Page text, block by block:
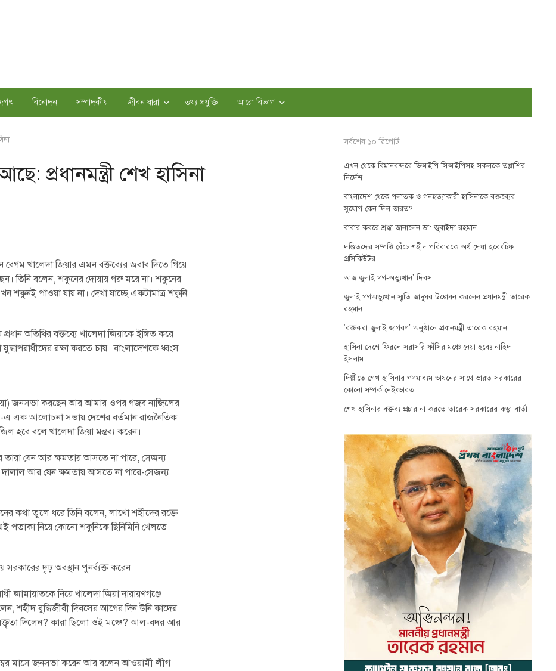
বিনোদন সম্পাদকীয় জীবন ধারা তথ্য প্রযুক্তি আরো বিভাগ
প্রধানমন্ত্রী শেখ হাসিনা
বেগম খালেদা জিয়ার এমন বক্তব্যের জবাব দিতে গিয়ে
তিনি বলেন, শকুনের দোয়ায় গরু মরে না। শকুনের
পাওয়া যায় না। দেখা যাচ্ছে একটামাত্র শকুনি
অতিথির বক্তব্যে খালেদা জিয়াকে ইঙ্গিত করে
রক্ষা করতে চায়। বাংলাদেশকে ধ্বংস
জিয়া) জনসভা করছেন আর আমার ওপর গজব নাজিলের
এ এক আলোচনা সভায় দেশের বর্তমান রাজনৈতিক
হবে বলে খালেদা জিয়া মন্তব্য করেন।
তারা যেন আর ক্ষমতায় আসতে না পারে, সেজন্য
দালাল আর যেন ক্ষমতায় আসতে না পারে-সেজন্য
কথ‌‌‌া তুলে ধরে তিনি বলেন, লাখো শহীদের রক্তে
পতাকা নিয়ে কোনো শকুনিকে ছিনিমিনি খেলতে
সরকারের দৃঢ় অবস্থান পুনর্ব্যক্ত করেন।
জামায়াতকে নিয়ে খালেদা জিয়া নারায়ণগঞ্জে
শহীদ বুদ্ধিজীবী দিবসের আগের দিন উনি কাদের
দিলেন? কারা ছিলো ওই মঞ্চে? আল-বদর আর
মাসে জনসভা করেন আর বলেন আওয়ামী লীগ
সর্বশেষ ১০ রিপোর্ট
এখন থেকে বিমানবন্দরে ভিআইপি-সিআইপিসহ সকলকে তল্লাশির
নির্দেশ
বাংলাদেশ থেকে পলাতক ও গনহত্যাকারী হাসিনাকে বক্তব্যের
সুযোগ কেন দিল ভারত?
বাবার কবরে শ্রদ্ধা জানালেন ডা: জুবাইদা রহমান
দণ্ডিতদের সম্পত্তি বেঁচে শহীদ পরিবারকে অর্থ দেয়া হবেঃচিফ
প্রসিকিউটর
আজ জুলাই গণ-অভ্যুত্থান’ দিবস
জুলাই গণঅভ্যুত্থান স্মৃতি জাদুঘর উদ্বোধন করলেন প্রধানমন্ত্রী তারেক
রহমান
‘রক্তঝরা জুলাই জাগরণ’ অনুষ্ঠানে প্রধানমন্ত্রী তারেক রহমান
হাসিনা দেশে ফিরলে সরাসরি ফাঁসির মঞ্চে নেয়া হবেঃ নাহিদ
ইসলাম
দিল্লীতে শেখ হাসিনার গণমাধ্যম ভাষনের সাথে ভারত সরকারের
কোনো সম্পর্ক নেইঃভারত
শেখ হাসিনার বক্তব্য প্রচার না করতে তারেক সরকারের কড়া বার্তা